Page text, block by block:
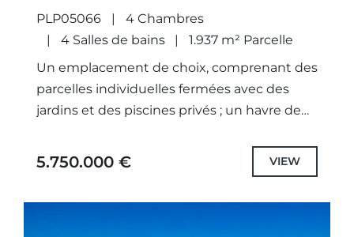
PLP05066
4 Chambres
4 Salles de bains
1.937 m² Parcelle
Un emplacement de choix, comprenant des
parcelles individuelles fermées avec des
jardins et des piscines privés ; un havre de
non seulement...
5.750.000 € VIEW